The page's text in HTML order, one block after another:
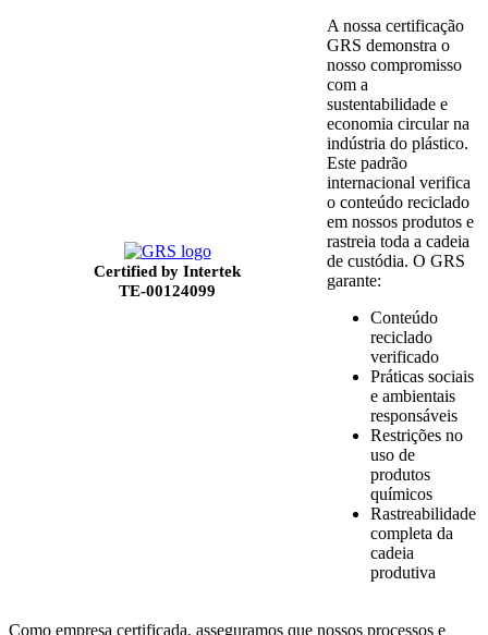
Certified by Intertek
TE-00124099
A nossa certificação
GRS demonstra o
nosso compromisso
com a
sustentabilidade e
economia circular na
indústria do plástico.
Este padrão
internacional verifica
o conteúdo reciclado
em nossos produtos e
rastreia toda a cadeia
de custódia. O GRS
garante:
Conteúdo
reciclado
verificado
Práticas sociais
e ambientais
responsáveis
Restrições no
uso de
produtos
químicos
Rastreabilidade
completa da
cadeia
produtiva
Como empresa certificada, asseguramos que nossos processos e